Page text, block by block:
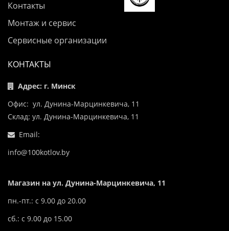
Контакты
Монтаж и сервис
Сервисные организации
КОНТАКТЫ
Адрес: г. Минск
Офис: ул. Дунина-Марцинкевича, 11
Склад: ул. Дунина-Марцинкевича, 11
Email:
info@100kotlov.by
Магазин на ул. Дунина-Марцинкевича, 11
пн.-пт.: с 9.00 до 20.00
сб.: с 9.00 до 15.00